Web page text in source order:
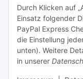
Durch Klicken auf
Einsatz folgender
PayPal Express
die Einstellung
unten). Weitere
in unserer